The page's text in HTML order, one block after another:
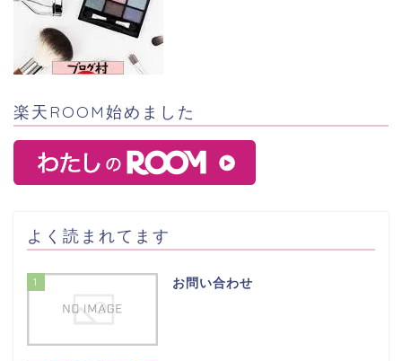
楽天ROOM始めました
よく読まれてます
1 お問い合わせ